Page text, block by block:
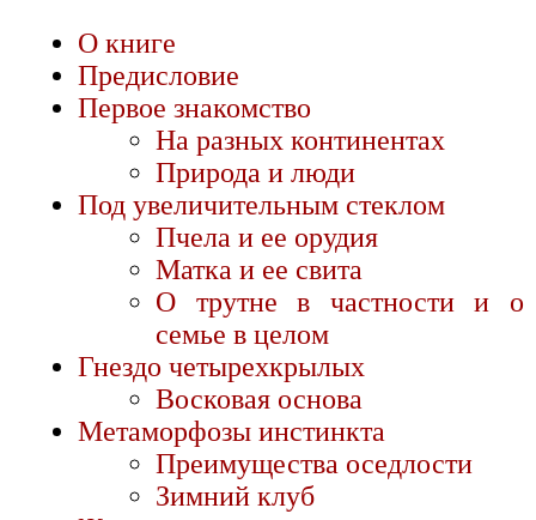
О книге
Предисловие
Первое знакомство
На разных континентах
Природа и люди
Под увеличительным стеклом
Пчела и ее орудия
Матка и ее свита
О трутне в частности и о
семье в целом
Гнездо четырехкрылых
Восковая основа
Метаморфозы инстинкта
Преимущества оседлости
Зимний клуб